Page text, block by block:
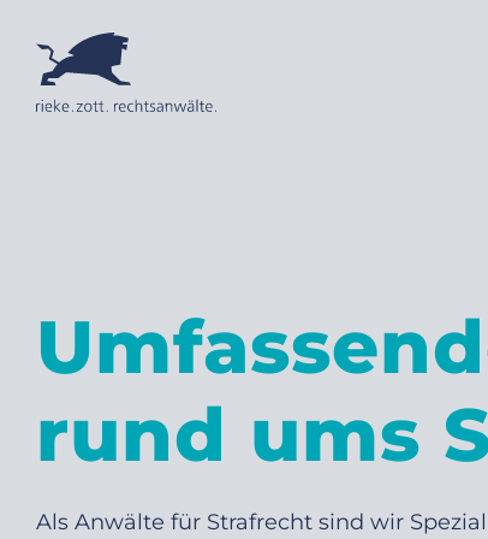
rund ums
Als Anwälte für Strafrecht sind wir